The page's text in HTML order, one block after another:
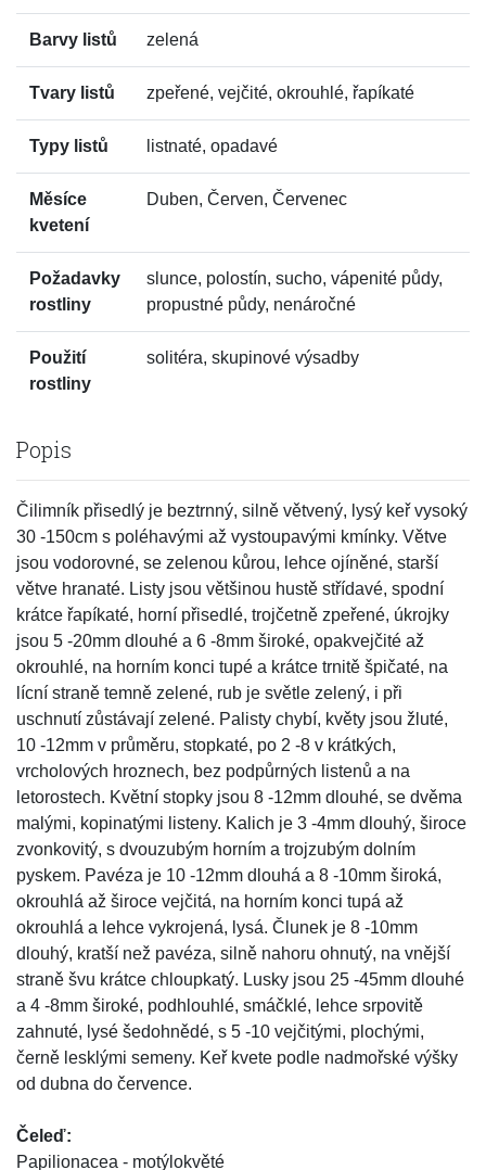
Barvy listů zelená
Tvary listů zpeřené, vejčité, okrouhlé, řapíkaté
Typy listů listnaté, opadavé
Měsíce
kvetení
Duben, Červen, Červenec
Požadavky
rostliny
slunce, polostín, sucho, vápenité půdy,
propustné půdy, nenáročné
Použití
rostliny
solitéra, skupinové výsadby
Popis
Čilimník přisedlý je beztrnný, silně větvený, lysý keř vysoký
30 -150cm s poléhavými až vystoupavými kmínky. Větve
jsou vodorovné, se zelenou kůrou, lehce ojíněné, starší
větve hranaté. Listy jsou většinou hustě střídavé, spodní
krátce řapíkaté, horní přisedlé, trojčetně zpeřené, úkrojky
jsou 5 -20mm dlouhé a 6 -8mm široké, opakvejčité až
okrouhlé, na horním konci tupé a krátce trnitě špičaté, na
lícní straně temně zelené, rub je světle zelený, i při
uschnutí zůstávají zelené. Palisty chybí, květy jsou žluté,
10 -12mm v průměru, stopkaté, po 2 -8 v krátkých,
vrcholových hroznech, bez podpůrných listenů a na
letorostech. Květní stopky jsou 8 -12mm dlouhé, se dvěma
malými, kopinatými listeny. Kalich je 3 -4mm dlouhý, široce
zvonkovitý, s dvouzubým horním a trojzubým dolním
pyskem. Pavéza je 10 -12mm dlouhá a 8 -10mm široká,
okrouhlá až široce vejčitá, na horním konci tupá až
okrouhlá a lehce vykrojená, lysá. Člunek je 8 -10mm
dlouhý, kratší než pavéza, silně nahoru ohnutý, na vnější
straně švu krátce chloupkatý. Lusky jsou 25 -45mm dlouhé
a 4 -8mm široké, podhlouhlé, smáčklé, lehce srpovitě
zahnuté, lysé šedohnědé, s 5 -10 vejčitými, plochými,
černě lesklými semeny. Keř kvete podle nadmořské výšky
od dubna do července.
Čeleď:
Papilionacea - motýlokvěté